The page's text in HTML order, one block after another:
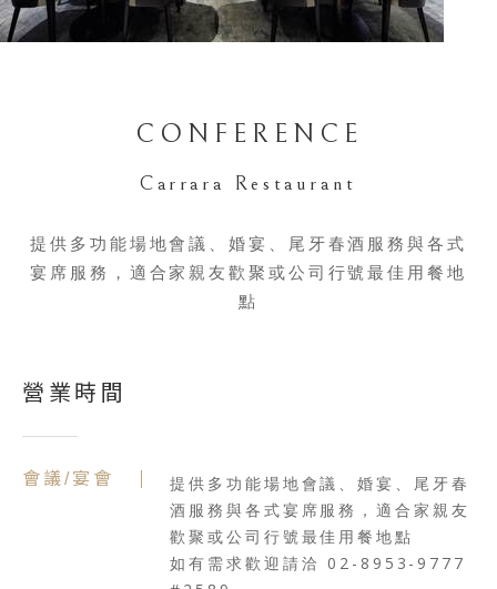
CONFERENCE
Carrara Restaurant
提供多功能場地會議、婚宴、尾牙春酒服務與各式
宴席服務，適合家親友歡聚或公司行號最佳用餐地
點
營業時間
會議/宴會
提供多功能場地會議、婚宴、尾牙春
酒服務與各式宴席服務，適合家親友
歡聚或公司行號最佳用餐地點
如有需求歡迎請洽 02-8953-9777